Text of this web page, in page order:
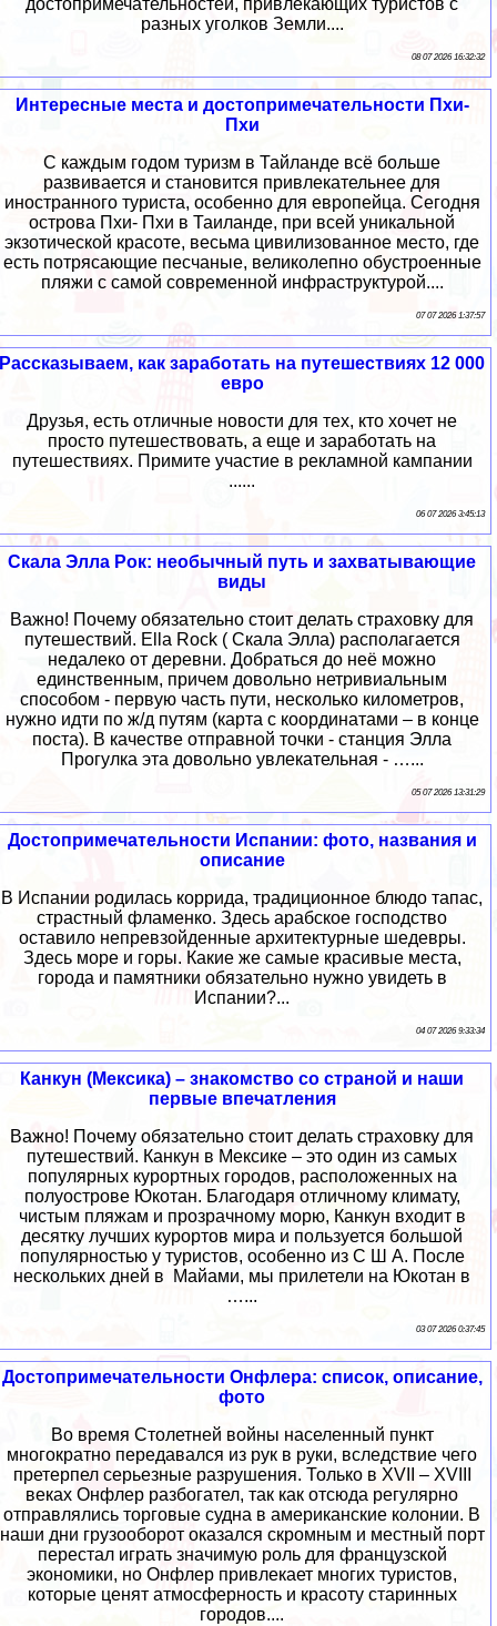
достопримечательностей, привлекающих туристов с
разных уголков Земли....
08 07 2026 16:32:32
Интересные места и достопримечательности Пхи-
Пхи
С каждым годом туризм в Тайланде всё больше
развивается и становится привлекательнее для
иностранного туриста, особенно для европейца. Сегодня
острова Пхи- Пхи в Таиланде, при всей уникальной
экзотической красоте, весьма цивилизованное место, где
есть потрясающие песчаные, великолепно обустроенные
пляжи с самой современной инфраструктурой....
07 07 2026 1:37:57
Рассказываем, как заработать на путешествиях 12 000
евро
Друзья, есть отличные новости для тех, кто хочет не
просто путешествовать, а еще и заработать на
путешествиях. Примите участие в рекламной кампании
......
06 07 2026 3:45:13
Скала Элла Рок: необычный путь и захватывающие
виды
Важно! Почему обязательно стоит делать страховку для
путешествий. Ella Rock ( Скала Элла) располагается
недалеко от деревни. Добраться до неё можно
единственным, причем довольно нетривиальным
способом - первую часть пути, несколько километров,
нужно идти по ж/д путям (карта с координатами – в конце
поста). В качестве отправной точки - станция Элла
Прогулка эта довольно увлекательная - …...
05 07 2026 13:31:29
Достопримечательности Испании: фото, названия и
описание
В Испании родилась коррида, традиционное блюдо тапас,
страстный фламенко. Здесь арабское господство
оставило непревзойденные архитектурные шедевры.
Здесь море и горы. Какие же самые красивые места,
города и памятники обязательно нужно увидеть в
Испании?...
04 07 2026 9:33:34
Канкун (Мексика) – знакомство со страной и наши
первые впечатления
Важно! Почему обязательно стоит делать страховку для
путешествий. Канкун в Мексике – это один из самых
популярных курортных городов, расположенных на
полуострове Юкотан. Благодаря отличному климату,
чистым пляжам и прозрачному морю, Канкун входит в
десятку лучших курортов мира и пользуется большой
популярностью у туристов, особенно из С Ш А. После
нескольких дней в Майами, мы прилетели на Юкотан в
…...
03 07 2026 0:37:45
Достопримечательности Онфлера: список, описание,
фото
Во время Столетней войны населенный пункт
многократно передавался из рук в руки, вследствие чего
претерпел серьезные разрушения. Только в XVII – XVIII
веках Онфлер разбогател, так как отсюда регулярно
отправлялись торговые судна в американские колонии. В
наши дни грузооборот оказался скромным и местный порт
перестал играть значимую роль для французской
экономики, но Онфлер привлекает многих туристов,
которые ценят атмосферность и красоту старинных
городов....